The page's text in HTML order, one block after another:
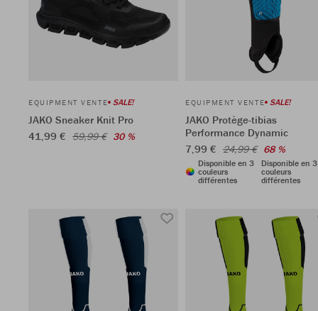
EQUIPMENT VENTE SALE!
JAKO Sneaker Knit Pro
41,99 € 59,99 € 30 %
EQUIPMENT VENTE SALE!
JAKO Protège-tibias
Performance Dynamic
7,99 € 24,99 € 68 %
Disponible en 3
couleurs
différentes
Disponible en 3
couleurs
différentes